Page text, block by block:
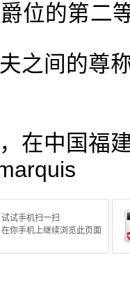
位的第二
之间的尊
在中国福
试试手机扫一扫
在你手机上继续浏览此页面